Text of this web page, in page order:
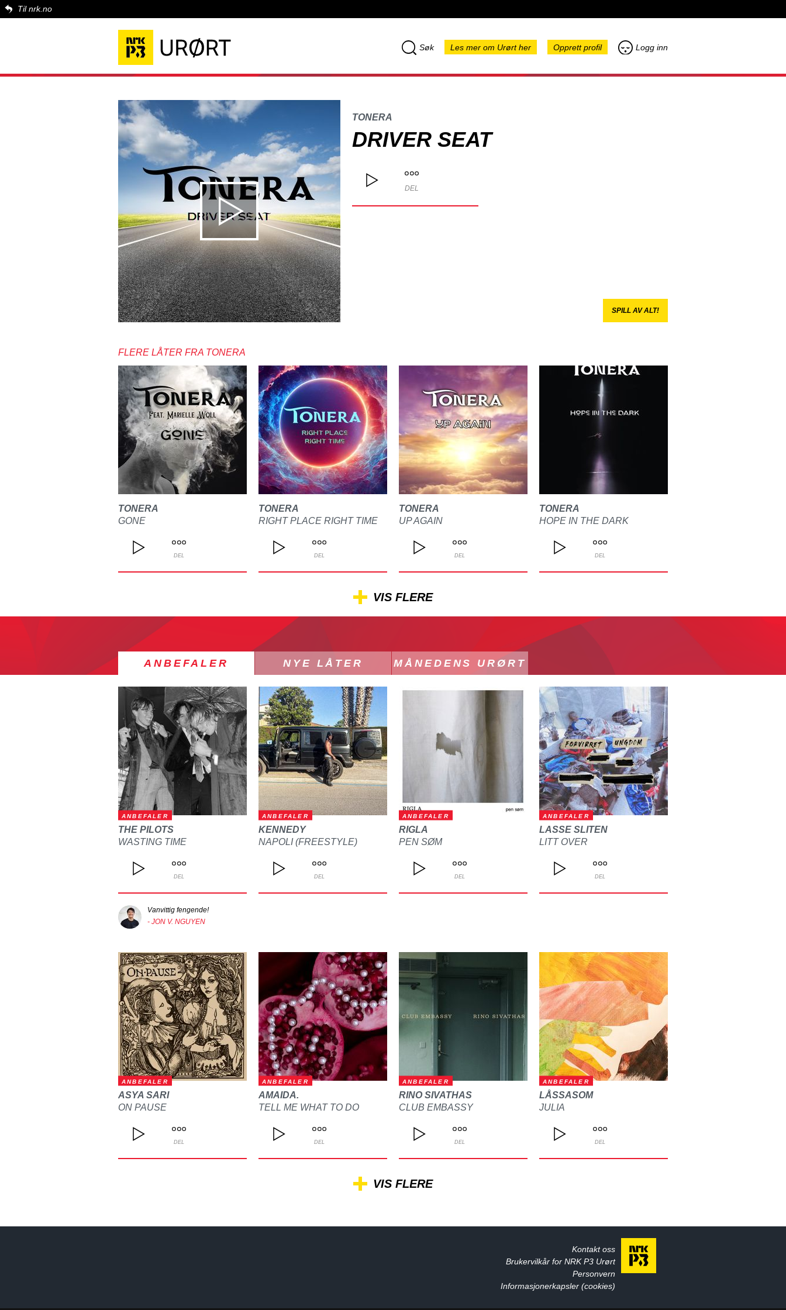
Til nrk.no
Søk Les mer om Urørt her Opprett profil Logg inn
TONERA
DRIVER SEAT
DEL
SPILL AV ALT!
FLERE LÅTER FRA TONERA
TONERA
GONE
DEL
TONERA
RIGHT PLACE RIGHT TIME
DEL
TONERA
UP AGAIN
DEL
TONERA
HOPE IN THE DARK
DEL
VIS FLERE
ANBEFALER NYE LÅTER MÅNEDENS URØRT
ANBEFALER
THE PILOTS
WASTING TIME
DEL
Vanvittig fengende!
- JON V. NGUYEN
ANBEFALER
KENNEDY
NAPOLI (FREESTYLE)
DEL
ANBEFALER
RIGLA
PEN SØM
DEL
ANBEFALER
LASSE SLITEN
LITT OVER
DEL
ANBEFALER
ASYA SARI
ON PAUSE
DEL
ANBEFALER
AMAIDA.
TELL ME WHAT TO DO
DEL
ANBEFALER
RINO SIVATHAS
CLUB EMBASSY
DEL
ANBEFALER
LÅSSASOM
JULIA
DEL
VIS FLERE
Kontakt oss
Brukervilkår for NRK P3 Urørt
Personvern
Informasjonerkapsler (cookies)